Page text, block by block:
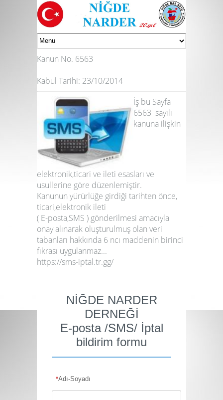
Kanun No. 6563
Kabul Tarihi: 23/10/2014
İş bu Sayfa
6563 sayılı
kanuna ilişkin
elektronik,ticari ve ileti esasları ve
usullerine göre düzenlemiştir.
Kanunun yürürlüğe girdiği tarihten önce,
ticari,elektronik ileti
( E-posta,SMS ) gönderilmesi amacıyla
onay alınarak oluşturulmuş olan veri
tabanları hakkında 6 ncı maddenin birinci
fıkrası uygulanmaz...
https://sms-iptal.tr.gg/
NİĞDE NARDER
DERNEĞİ
E-posta /SMS/ İptal
bildirim formu
*Adı-Soyadı